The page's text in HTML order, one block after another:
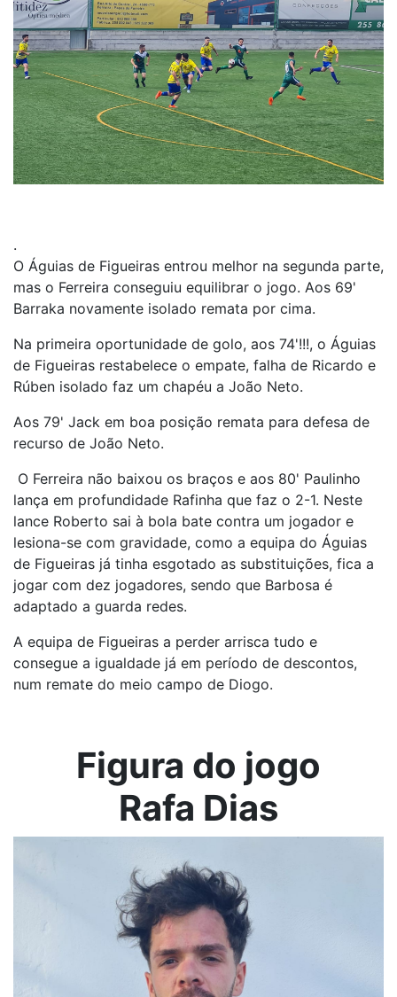
.
O Águias de Figueiras entrou melhor na segunda parte,
mas o Ferreira conseguiu equilibrar o jogo. Aos 69'
Barraka novamente isolado remata por cima.
Na primeira oportunidade de golo, aos 74'!!!, o Águias
de Figueiras restabelece o empate, falha de Ricardo e
Rúben isolado faz um chapéu a João Neto.
Aos 79' Jack em boa posição remata para defesa de
recurso de João Neto.
O Ferreira não baixou os braços e aos 80' Paulinho
lança em profundidade Rafinha que faz o 2-1. Neste
lance Roberto sai à bola bate contra um jogador e
lesiona-se com gravidade, como a equipa do Águias
de Figueiras já tinha esgotado as substituições, fica a
jogar com dez jogadores, sendo que Barbosa é
adaptado a guarda redes.
A equipa de Figueiras a perder arrisca tudo e
consegue a igualdade já em período de descontos,
num remate do meio campo de Diogo.
Figura do jogo
Rafa Dias